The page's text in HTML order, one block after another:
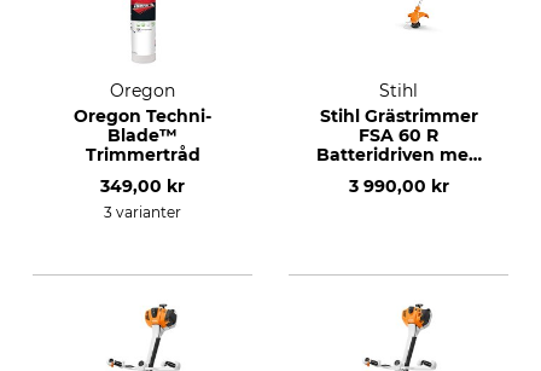
Oregon
Oregon Techni-
Blade™
Trimmertråd
349,00 kr
3 varianter
Stihl
Stihl Grästrimmer
FSA 60 R
Batteridriven med
batteri och laddare
3 990,00 kr